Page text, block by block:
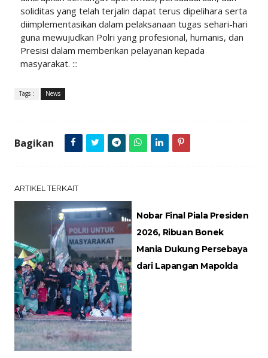
soliditas yang telah terjalin dapat terus dipelihara serta
diimplementasikan dalam pelaksanaan tugas sehari-hari
guna mewujudkan Polri yang profesional, humanis, dan
Presisi dalam memberikan pelayanan kepada
masyarakat. :::
Tags : News
Bagikan
ARTIKEL TERKAIT
Nobar Final Piala Presiden
2026, Ribuan Bonek
Mania Dukung Persebaya
dari Lapangan Mapolda